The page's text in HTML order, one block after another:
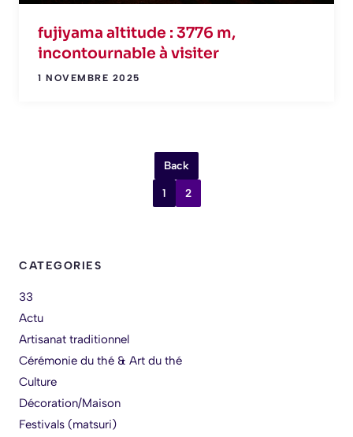
fujiyama altitude : 3776 m,
incontournable à visiter
1 NOVEMBRE 2025
Back
1 2
CATEGORIES
33
Actu
Artisanat traditionnel
Cérémonie du thé & Art du thé
Culture
Décoration/Maison
Festivals (matsuri)